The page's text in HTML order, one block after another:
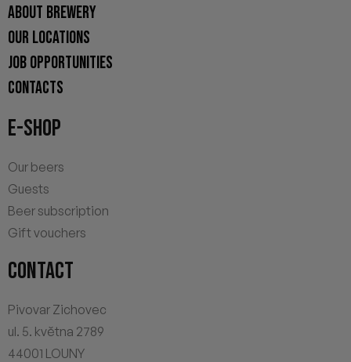
ABOUT BREWERY
OUR LOCATIONS
JOB OPPORTUNITIES
CONTACTS
E-SHOP
Our beers
Guests
Beer subscription
Gift vouchers
CONTACT
Pivovar Zichovec
ul. 5. května 2789
44001 LOUNY